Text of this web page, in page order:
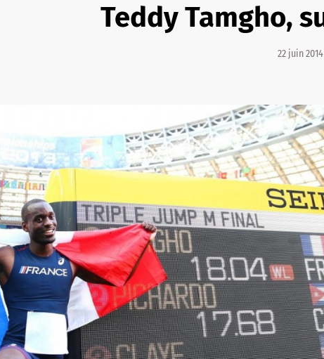
Teddy Tamgho,
22 juin 2014